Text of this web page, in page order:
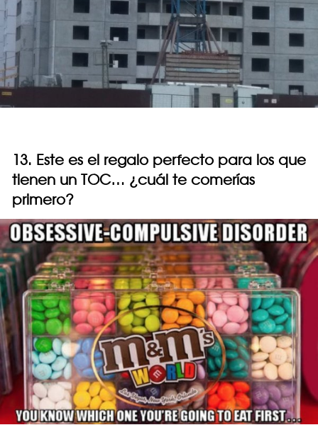
13. Este es el regalo perfecto para los que
tienen un TOC… ¿cuál te comerías
primero?